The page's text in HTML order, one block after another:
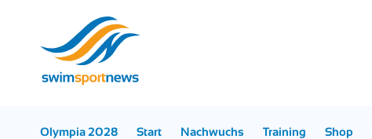
Olympia 2028 Start Nachwuchs Training Shop